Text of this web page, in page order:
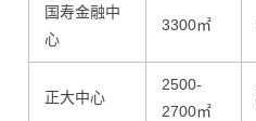
国寿金融中
心
3300㎡
正大中心
2500-
2700㎡